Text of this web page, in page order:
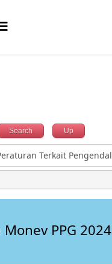
Search Up
PPG 2024